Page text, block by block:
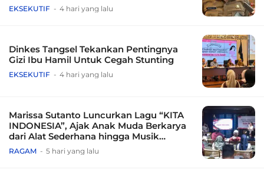
EKSEKUTIF 4 hari yang lalu
Dinkes Tangsel Tekankan Pentingnya
Gizi Ibu Hamil Untuk Cegah Stunting
EKSEKUTIF 4 hari yang lalu
Marissa Sutanto Luncurkan Lagu “KITA
INDONESIA”, Ajak Anak Muda Berkarya
dari Alat Sederhana hingga Musik
Tradisional
RAGAM 5 hari yang lalu